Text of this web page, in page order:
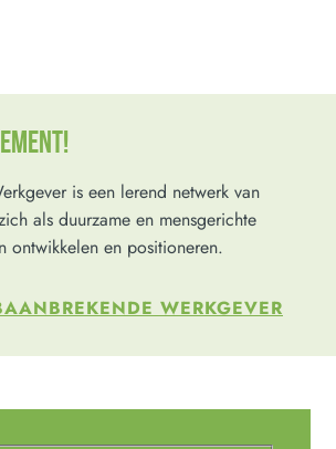
is een lerend netwerk van
als duurzame en mensgerichte
ontwikkelen en positioneren.
WERKGEVER